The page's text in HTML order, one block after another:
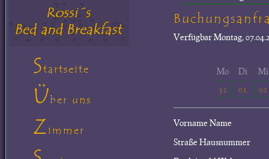
VerfügbarMontag,
Mo
31
Di
01
Mi
02
Vorname Name
Straße Hausnummer
Startseite
Über uns
Zimmer